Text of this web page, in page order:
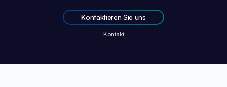
Kontaktieren Sie uns
Kontakt